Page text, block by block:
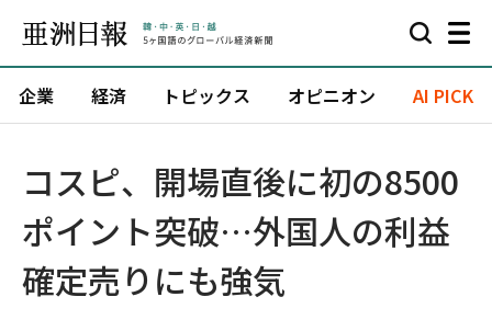
企業 経済 トピックス オピニオン AI PICK
コスピ、開場直後に初の8500
ポイント突破…外国人の利益
確定売りにも強気